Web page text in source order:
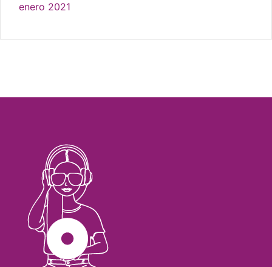
enero 2021